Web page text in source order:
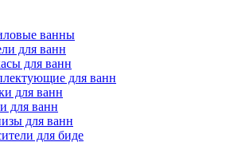
ванны
для ванн
для ванн
для ванн
для ванн
для ванн
для ванн
для биде